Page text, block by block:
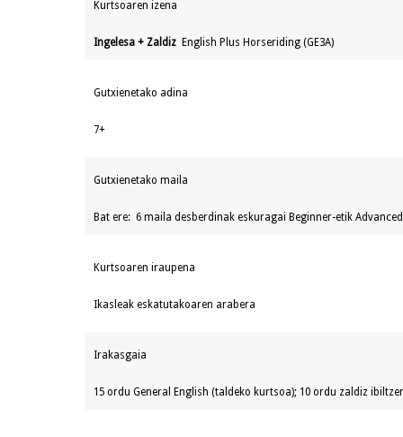
Kurtsoaren izena
Ingelesa + Zaldiz English Plus Horseriding (GE3A)
Gutxienetako adina
7+
Gutxienetako maila
Bat ere: 6 maila desberdinak eskuragai Beginner-etik
Kurtsoaren iraupena
Ikasleak eskatutakoaren arabera
Irakasgaia
15 ordu General English (taldeko kurtsoa); 10 ordu zaldiz